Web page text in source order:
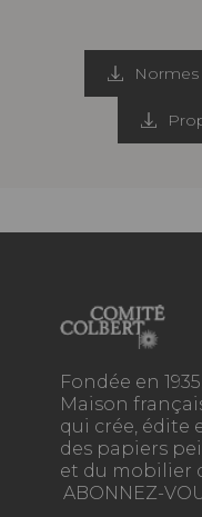
Fondée en
Maison
qui crée, édite
des papiers
et du mobilier
ABONNEZ-